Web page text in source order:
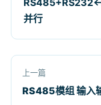
并行
上一篇
RS485模组 输入